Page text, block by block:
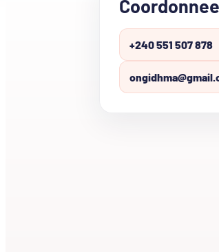
+240 551 507 878